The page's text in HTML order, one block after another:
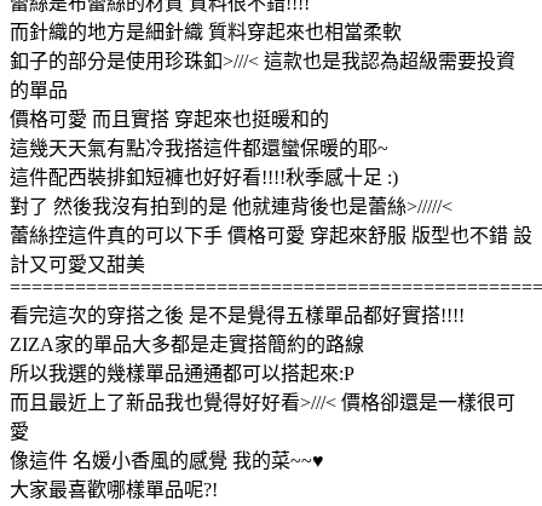
而針織的地方是細針織 質料穿起來也相當柔軟
釦子的部分是使用珍珠釦>///< 這款也是我認為超級需要投資
的單品
價格可愛 而且實搭 穿起來也挺暖和的
這幾天天氣有點冷我搭這件都還蠻保暖的耶~
這件配西裝排釦短褲也好好看!!!!秋季感十足 :)
對了 然後我沒有拍到的是 他就連背後也是蕾絲>/////<
蕾絲控這件真的可以下手 價格可愛 穿起來舒服 版型也不錯 設
計又可愛又甜美
看完這次的穿搭之後 是不是覺得五樣單品都好實搭!!!!
ZIZA家的單品大多都是走實搭簡約的路線
所以我選的幾樣單品通通都可以搭起來:P
而且最近上了新品我也覺得好好看>///< 價格卻還是一樣很可
愛
像這件 名媛小香風的感覺 我的菜~~♥
大家最喜歡哪樣單品呢?!